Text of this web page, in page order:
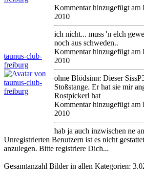
Kommentar hinzugefügt am
2010
ich nicht... muss 'n elch
noch aus schweden..
taunus-club-
freiburg
Kommentar hinzugefügt am
2010
ohne Blödsinn: Dieser
Stoßstange. Er hat sie mir
Rostpickerl hat
Kommentar hinzugefügt am
2010
hab ja auch inzwischen ne
Unregistrierten Benutzern ist es nicht
anzulegen. Bitte registriere Dich...
Gesamtanzahl Bilder in allen Kategorien: